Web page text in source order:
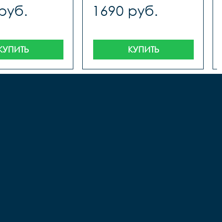
1690 руб.
КУПИТЬ